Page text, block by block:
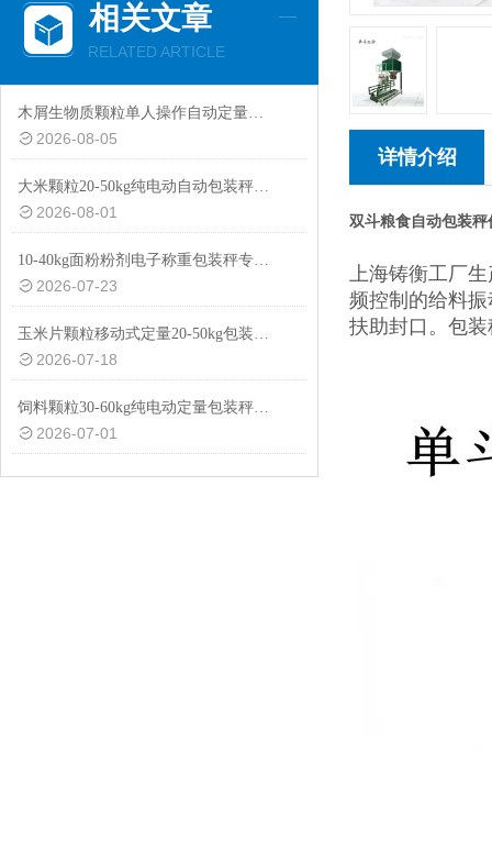
相关文章
RELATED ARTICLE
木屑生物质颗粒单人操作自动定量包装秤厂家定制
2026-08-05
大米颗粒20-50kg纯电动自动包装秤设备
2026-08-01
10-40kg面粉粉剂电子称重包装秤专用设备
2026-07-23
玉米片颗粒移动式定量20-50kg包装秤设备
2026-07-18
饲料颗粒30-60kg纯电动定量包装秤厂家供应
2026-07-01
详情介绍
双斗粮食自动包装秤
上海铸衡工厂
频控制的给料
扶助封口。包